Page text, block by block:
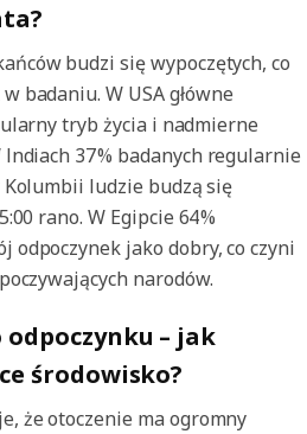
budzi się wypoczętych, co
badaniu. W USA główne
tryb życia i nadmierne
37% badanych regularnie
ludzie budzą się
rano. W Egipcie 64%
odpoczynek jako dobry, co czyni
narodów.
– jak
środowisko?
że otoczenie ma ogromny